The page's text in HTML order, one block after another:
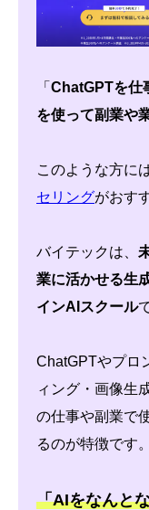
「 ChatGPTを仕
を使って副業や
このような方には
セリングがおす
バイテックは、
業に活かせる生
インAIスクール
ChatGPTやプロ
ィング・画像生
の仕事や副業で
るのが特徴です。
「AIをなんと